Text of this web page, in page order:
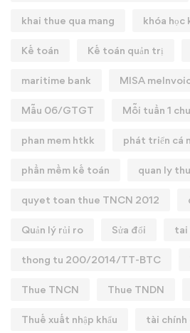
khai thue qua mang khóa học
Kế toán Kế toán quản trị
maritime bank MISA
Mẫu 06/GTGT Mỗi tuần 1
phan mem htkk phát triển cá
phần mềm kế toán quan ly
quyet toan thue TNCN 2012
Quản lý rủi ro Sửa đổi tai
thong tu 200/2014/TT-BTC
Thue TNCN Thue TNDN
Thuế xuất nhập khẩu tài chính